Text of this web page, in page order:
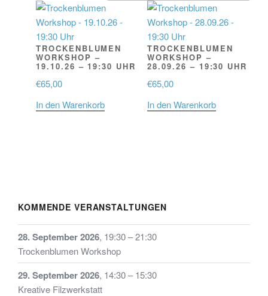
TROCKENBLUMEN
WORKSHOP –
19.10.26 – 19:30 UHR
€65,00
In den Warenkorb
TROCKENBLUMEN
WORKSHOP –
28.09.26 – 19:30 UHR
€65,00
In den Warenkorb
KOMMENDE VERANSTALTUNGEN
28. September 2026, 19:30–21:30
Trockenblumen Workshop
29. September 2026, 14:30– 15:30
Kreative Filzwerkstatt